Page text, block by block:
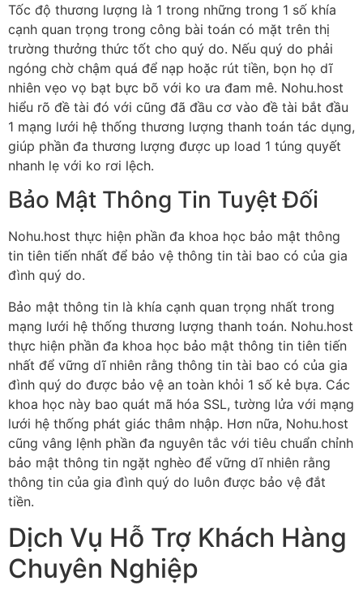
Tốc độ thương lượng là 1 trong những trong 1 số khía
cạnh quan trọng trong công bài toán có mặt trên thị
trường thưởng thức tốt cho quý do. Nếu quý do phải
ngóng chờ chậm quá để nạp hoặc rút tiền, bọn họ dĩ
nhiên vẹo vọ bạt bực bõ với ko ưa đam mê. Nohu.host
hiểu rõ đề tài đó với cũng đã đầu cơ vào đề tài bắt đầu
1 mạng lưới hệ thống thương lượng thanh toán tác dụng,
giúp phần đa thương lượng được up load 1 túng quyết
nhanh lẹ với ko rơi lệch.
Bảo Mật Thông Tin Tuyệt Đối
Nohu.host thực hiện phần đa khoa học bảo mật thông
tin tiên tiến nhất để bảo vệ thông tin tài bao có của gia
đình quý do.
Bảo mật thông tin là khía cạnh quan trọng nhất trong
mạng lưới hệ thống thương lượng thanh toán. Nohu.host
thực hiện phần đa khoa học bảo mật thông tin tiên tiến
nhất để vững dĩ nhiên rằng thông tin tài bao có của gia
đình quý do được bảo vệ an toàn khỏi 1 số kẻ bựa. Các
khoa học này bao quát mã hóa SSL, tường lửa với mạng
lưới hệ thống phát giác thâm nhập. Hơn nữa, Nohu.host
cũng vâng lệnh phần đa nguyên tắc với tiêu chuẩn chỉnh
bảo mật thông tin ngặt nghèo để vững dĩ nhiên rằng
thông tin của gia đình quý do luôn được bảo vệ đắt
tiền.
Dịch Vụ Hỗ Trợ Khách Hàng
Chuyên Nghiệp